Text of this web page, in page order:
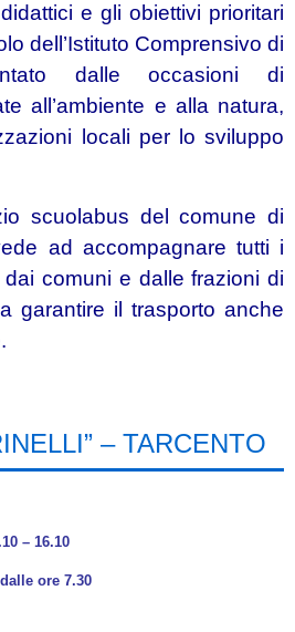
e gli obiettivi prioritari
dell’Istituto Comprensivo di
dalle occasioni di
all’ambiente e alla natura,
locali per lo sviluppo
scuolabus del comune di
ad accompagnare tutti i
dai comuni e dalle frazioni di
garantire il trasporto anche
– TARCENTO
– 16.10
ore 7.30